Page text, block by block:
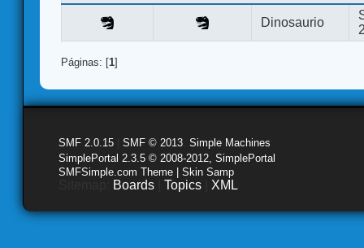
Dinosaurio
Páginas: [1]
SMF 2.0.15 SMF © 2013 Simple Machines
SimplePortal 2.3.5 © 2008-2012, SimplePortal
SMFSimple.com Theme | Skin Samp
Boards Topics XML